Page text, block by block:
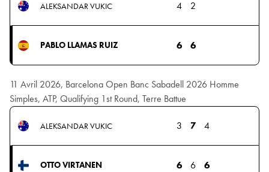
ALEKSANDAR VUKIC 4 2
PABLO LLAMAS RUIZ 6 6
11 Avril 2026, Barcelona Open Banc Sabadell 2026 Homme
Simples, ATP, Qualifying 1st Round, Terre Battue
ALEKSANDAR VUKIC 3 7 4
OTTO VIRTANEN 6 6 6